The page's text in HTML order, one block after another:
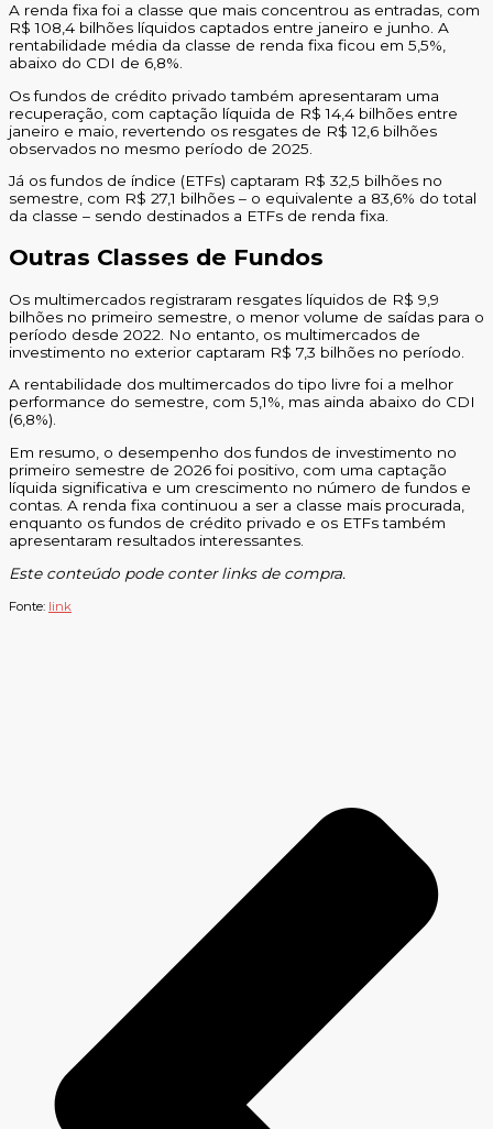
A renda fixa foi a classe que mais concentrou as entradas, com
R$ 108,4 bilhões líquidos captados entre janeiro e junho. A
rentabilidade média da classe de renda fixa ficou em 5,5%,
abaixo do CDI de 6,8%.
Os fundos de crédito privado também apresentaram uma
recuperação, com captação líquida de R$ 14,4 bilhões entre
janeiro e maio, revertendo os resgates de R$ 12,6 bilhões
observados no mesmo período de 2025.
Já os fundos de índice (ETFs) captaram R$ 32,5 bilhões no
semestre, com R$ 27,1 bilhões – o equivalente a 83,6% do total
da classe – sendo destinados a ETFs de renda fixa.
Outras Classes de Fundos
Os multimercados registraram resgates líquidos de R$ 9,9
bilhões no primeiro semestre, o menor volume de saídas para o
período desde 2022. No entanto, os multimercados de
investimento no exterior captaram R$ 7,3 bilhões no período.
A rentabilidade dos multimercados do tipo livre foi a melhor
performance do semestre, com 5,1%, mas ainda abaixo do CDI
(6,8%).
Em resumo, o desempenho dos fundos de investimento no
primeiro semestre de 2026 foi positivo, com uma captação
líquida significativa e um crescimento no número de fundos e
contas. A renda fixa continuou a ser a classe mais procurada,
enquanto os fundos de crédito privado e os ETFs também
apresentaram resultados interessantes.
Este conteúdo pode conter links de compra.
Fonte: link